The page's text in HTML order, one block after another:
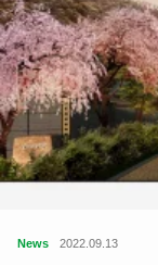
News 2022.09.13